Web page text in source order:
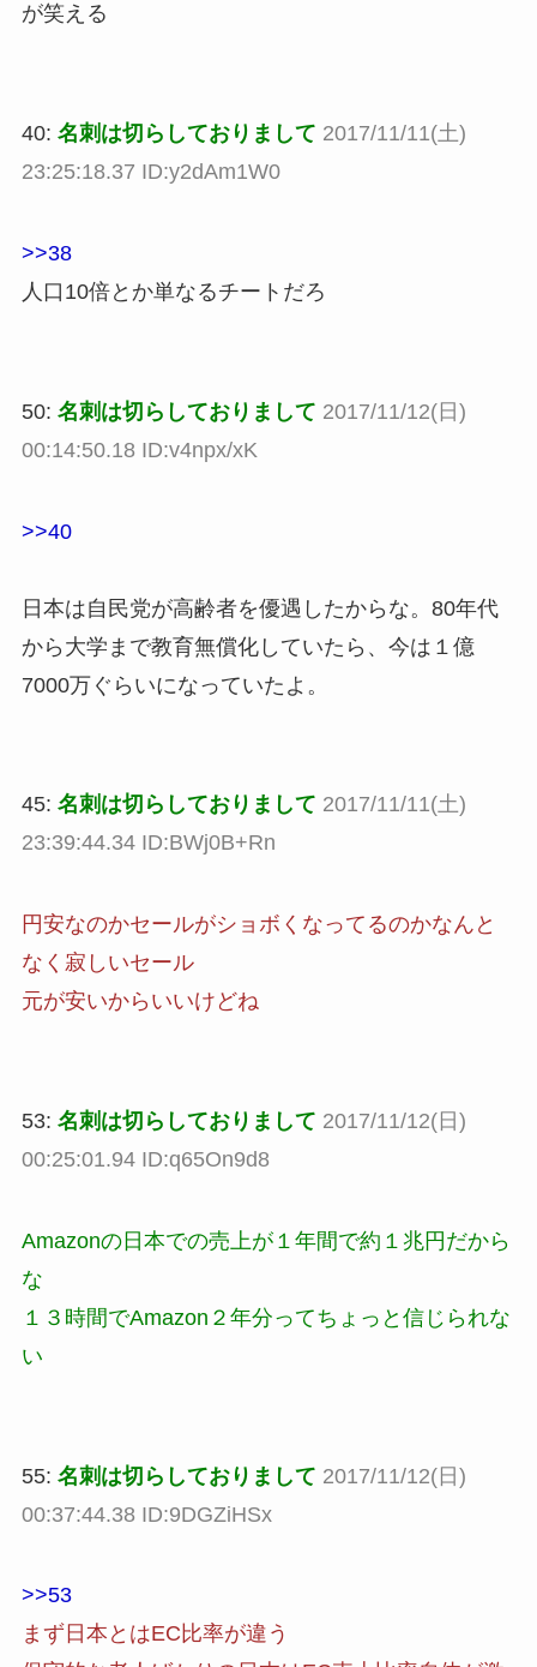
が笑える
40: 名刺は切らしておりまして 2017/11/11(土)
23:25:18.37 ID:y2dAm1W0
>>38
人口10倍とか単なるチートだろ
50: 名刺は切らしておりまして 2017/11/12(日)
00:14:50.18 ID:v4npx/xK
>>40
日本は自民党が高齢者を優遇したからな。80年代
から大学まで教育無償化していたら、今は１億
7000万ぐらいになっていたよ。
45: 名刺は切らしておりまして 2017/11/11(土)
23:39:44.34 ID:BWj0B+Rn
円安なのかセールがショボくなってるのかなんと
なく寂しいセール
元が安いからいいけどね
53: 名刺は切らしておりまして 2017/11/12(日)
00:25:01.94 ID:q65On9d8
Amazonの日本での売上が１年間で約１兆円だから
な
１３時間でAmazon２年分ってちょっと信じられな
い
55: 名刺は切らしておりまして 2017/11/12(日)
00:37:44.38 ID:9DGZiHSx
>>53
まず日本とはEC比率が違う